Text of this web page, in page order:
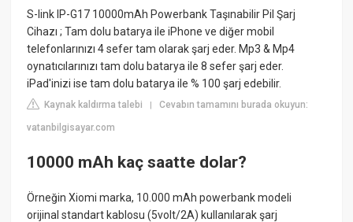
S-link IP-G17 10000mAh Powerbank Taşınabilir Pil Şarj
Cihazı ; Tam dolu batarya ile iPhone ve diğer mobil
telefonlarınızı 4 sefer tam olarak şarj eder. Mp3 & Mp4
oynatıcılarınızı tam dolu batarya ile 8 sefer şarj eder.
iPad'inizi ise tam dolu batarya ile % 100 şarj edebilir.
Kaynak kaldırma talebi |Cevabın tamamını burada okuyun:
vatanbilgisayar.com
10000 mAh kaç saatte dolar?
Örneğin Xiomi marka, 10.000 mAh powerbank modeli
orijinal standart kablosu (5volt/2A) kullanılarak şarj